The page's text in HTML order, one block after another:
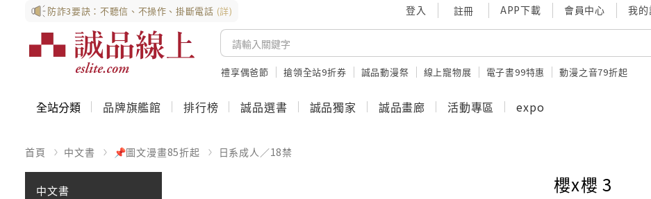
防詐3要訣：不聽信、不操作、掛斷電話 (詳) 登入 註冊 APP下載 會員中心 我的
禮享偶爸節 搶領全站9折券 誠品動漫祭 線上寵物展 電子書99特惠 動漫之音79折起
全站分類 品牌旗艦館 排行榜 誠品選書 誠品獨家 誠品畫廊 活動專區 expo
首頁 中文書 📌圖文漫畫85折起 日系成人／18禁
中文書 櫻x櫻 3